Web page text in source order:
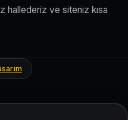
hallederiz ve siteniz kısa